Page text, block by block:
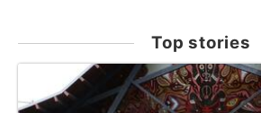
Top stories